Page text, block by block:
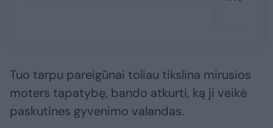
Tuo tarpu pareigūnai toliau tikslina mirusios
moters tapatybę, bando atkurti, ką ji veikė
paskutines gyvenimo valandas.